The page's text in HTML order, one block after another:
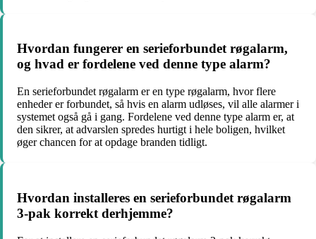
Hvordan fungerer en serieforbundet røgalarm,
og hvad er fordelene ved denne type alarm?
En serieforbundet røgalarm er en type røgalarm, hvor flere
enheder er forbundet, så hvis en alarm udløses, vil alle alarmer i
systemet også gå i gang. Fordelene ved denne type alarm er, at
den sikrer, at advarslen spredes hurtigt i hele boligen, hvilket
øger chancen for at opdage branden tidligt.
Hvordan installeres en serieforbundet røgalarm
3-pak korrekt derhjemme?